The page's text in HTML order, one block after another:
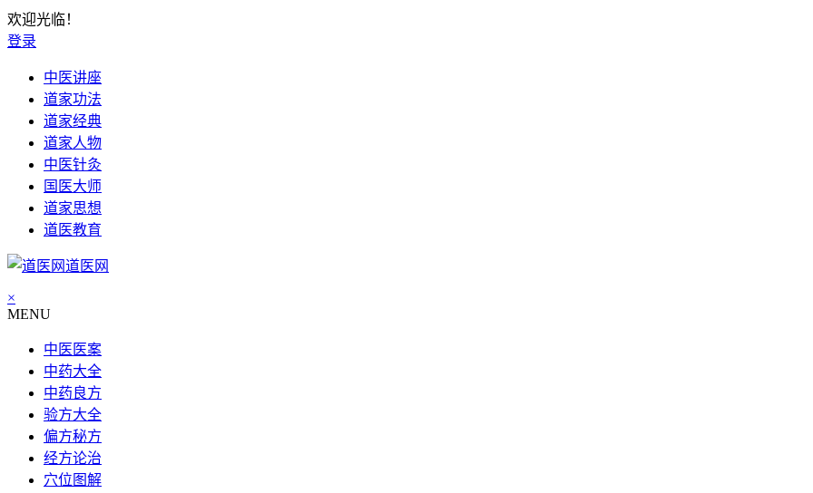
欢迎光临！
登录
中医讲座
道家功法
道家经典
道家人物
中医针灸
国医大师
道家思想
道医教育
道医网
×
MENU
中医医案
中药大全
中药良方
验方大全
偏方秘方
经方论治
穴位图解